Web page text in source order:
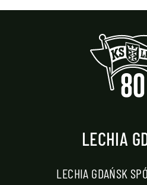
LECHIA
LECHIA GDAŃSK